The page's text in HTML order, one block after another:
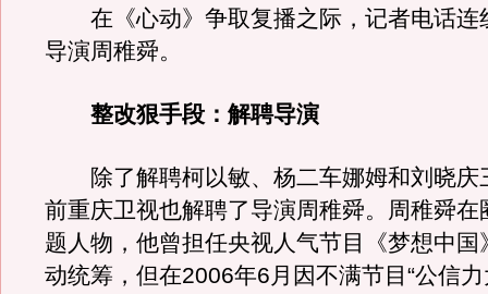
在《心动》争取复播之际，记者电话连
导演周稚舜。
整改狠手段：解聘导演
除了解聘柯以敏、杨二车娜姆和刘晓庆
前重庆卫视也解聘了导演周稚舜。周稚舜在
题人物，他曾担任央视人气节目《梦想中国
动统筹，但在2006年6月因不满节目“公信力